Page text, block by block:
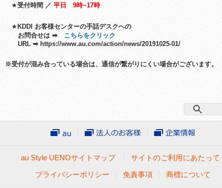
★受付時間 ／ 平日 9時~17時
★KDDI お客様センターの手話デスクへの
お問合せは ➡ こちらをクリック
URL ➡ https://www.au.com/action/news/20191025-01/
※受付が混み合っている場合は、通信が繋がりにくい場合がございます。
au Style UENOサイトマップ
サイトのご利用にあたって
プライバシーポリシー
免責事項 商標について